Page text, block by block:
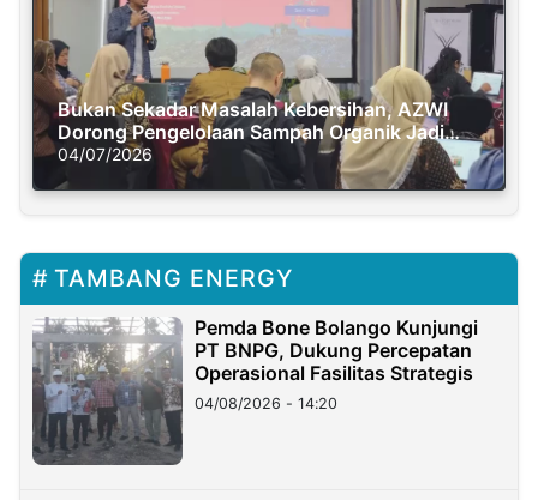
Bukan Sekadar Masalah Kebersihan, AZWI
Dorong Pengelolaan Sampah Organik Jadi
Solusi Krisis Iklim
04/07/2026
TAMBANG ENERGY
Pemda Bone Bolango Kunjungi
PT BNPG, Dukung Percepatan
Operasional Fasilitas Strategis
04/08/2026 - 14:20